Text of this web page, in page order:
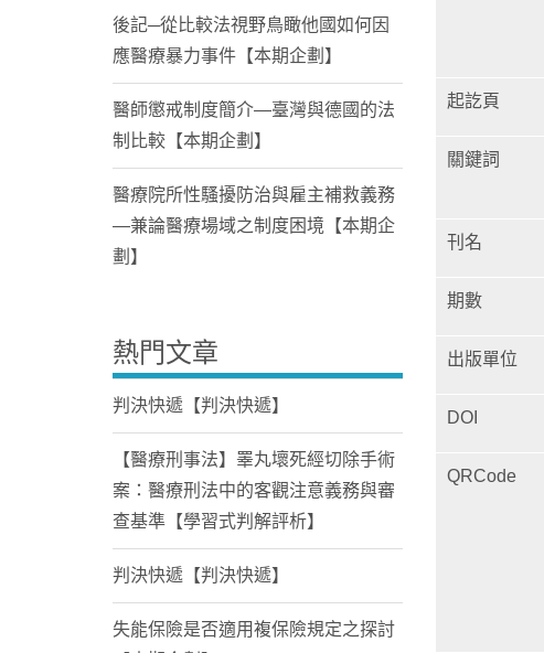
起訖頁
關鍵詞
刊名
期數
出版單位
DOI
QRCode
後記─從比較法視野鳥瞰他國如何因
應醫療暴力事件【本期企劃】
醫師懲戒制度簡介—臺灣與德國的法
制比較【本期企劃】
醫療院所性騷擾防治與雇主補救義務
—兼論醫療場域之制度困境【本期企
劃】
熱門文章
判決快遞【判決快遞】
【醫療刑事法】睪丸壞死經切除手術
案：醫療刑法中的客觀注意義務與審
查基準【學習式判解評析】
判決快遞【判決快遞】
失能保險是否適用複保險規定之探討